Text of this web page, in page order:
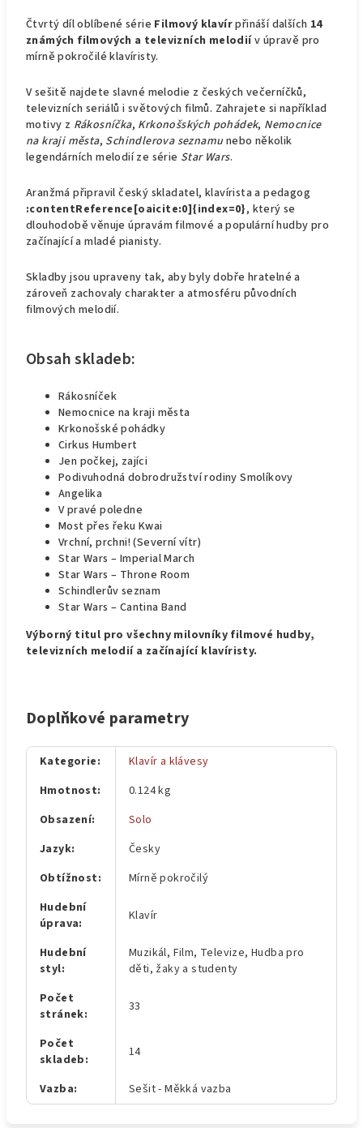
Čtvrtý díl oblíbené série Filmový klavírpřináší dalších 14
známých filmových a televizních melodiív úpravě pro
mírně pokročilé klavíristy.
V sešitě najdete slavné melodie z českých večerníčků,
televizních seriálů i světových filmů. Zahrajete si například
motivy z Rákosníčka, Krkonošských pohádek, Nemocnice
na kraji města, Schindlerova seznamunebo několik
legendárních melodií ze série Star Wars.
Aranžmá připravil český skladatel, klavírista a pedagog
:contentReference[oaicite:0]{index=0}, který se
dlouhodobě věnuje úpravám filmové a populární hudby pro
začínající a mladé pianisty.
Skladby jsou upraveny tak, aby byly dobře hratelné a
zároveň zachovaly charakter a atmosféru původních
filmových melodií.
Obsah skladeb:
Rákosníček
Nemocnice na kraji města
Krkonošské pohádky
Cirkus Humbert
Jen počkej, zajíci
Podivuhodná dobrodružství rodiny Smolíkovy
Angelika
V pravé poledne
Most přes řeku Kwai
Vrchní, prchni! (Severní vítr)
Star Wars – Imperial March
Star Wars – Throne Room
Schindlerův seznam
Star Wars – Cantina Band
Výborný titul pro všechny milovníky filmové hudby,
televizních melodií a začínající klavíristy.
Doplňkové parametry
Kategorie:
Klavír a klávesy
Hmotnost:
0.124 kg
Obsazení:
Solo
Jazyk:
Česky
Obtížnost:
Mírně pokročilý
Hudební
úprava: Klavír
Hudební
styl:
Muzikál, Film, Televize, Hudba pro
děti, žaky a studenty
Počet
stránek: 33
Počet
skladeb: 14
Vazba: Sešit - Měkká vazba